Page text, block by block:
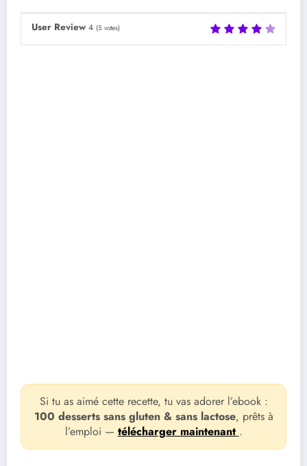
User Review 4 (5 votes)
Si tu as aimé cette recette, tu vas adorer l’ebook :
100 desserts sans gluten & sans lactose, prêts à
l’emploi — télécharger maintenant .